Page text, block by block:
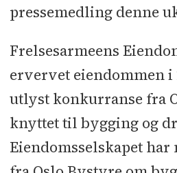
pressemedling denne
Frelsesarmeens
ervervet eiendommen i
utlyst konkurranse fra
knyttet til bygging og
Eiendomsselskapet